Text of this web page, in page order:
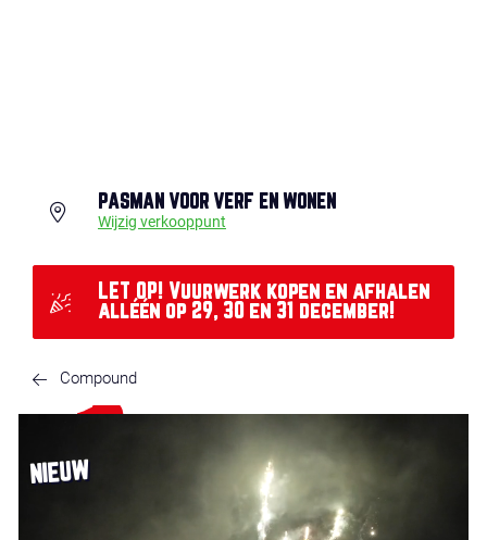
PASMAN VOOR VERF EN WONEN
Wijzig verkooppunt
LET OP! Vuurwerk kopen en afhalen
alléén op 29, 30 en 31 december!
Compound
NIEUW